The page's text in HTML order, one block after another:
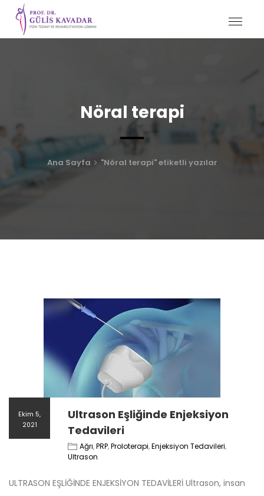
Nöral terapi
Ana Sayfa "Nöral terapi" etiketli yazılar
Ekim 5,
2021
Ultrason Eşliğinde Enjeksiyon
Tedavileri
Ağrı,PRP,Proloterapi,Enjeksiyon Tedavileri,
Ultrason
ULTRASON EŞLİĞİNDE ENJEKSİYON TEDAVİLERİ Ultrason, insan